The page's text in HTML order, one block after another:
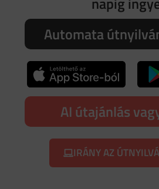
Automata
AI útajánlás
IRÁNY AZ